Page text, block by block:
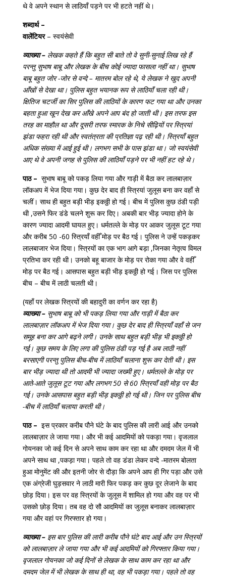
थे वे अपने स्थान से लाठियाँ पड़ने पर भी हटते नहीं थे।
शब्दार्थ –
वालेंटियर– स्वयंसेवी
व्याख्या – लेखक कहते हैं कि बहुत सी बाते तो वे सुनी-सुनाई लिख रहे हैं
परन्तु सुभाष बाबू और लेखक के बीच कोई ज्यादा फासला नहीं था। सुभाष
बाबू बहुत जोर -जोर से वन्दे – मातरम बोल रहे थे, ये लेखक ने खुद अपनी
आँखों से देखा था। पुलिस बहुत भयानक रूप से लाठियाँ चला रही थी।
क्षितिज चटर्जी का सिर पुलिस की लाठियों के कारण फट गया था और उनका
बहता हुआ खून देख कर आँखे अपने आप बंद हो जाती थी। इस तरफ इस
तरह का माहौल था और दूसरी तरफ स्मारक के निचे सीढ़ियों पर स्त्रियां
झंडा फहरा रही थी और स्वतंत्रता की प्रतिज्ञा पढ़ रही थी। स्त्रियाँ बहुत
अधिक संख्या में आई हुई थी। लगभग सभी के पास झंडा था। जो स्वयंसेवी
आए थे वे अपनी जगह से पुलिस की लाठियाँ पड़ने पर भी नहीं हट रहे थे।
पाठ – सुभाष बाबू को पकड़ लिया गया और गाड़ी में बैठा कर लालबाज़ार
लॉकअप में भेज दिया गया। कुछ देर बाद ही स्त्रियां जुलूस बना कर वहाँ से
चलीं। साथ ही बहुत बड़ी भीड़ इकठ्ठी हो गई। बीच में पुलिस कुछ ठंडी पड़ी
थी ,उसने फिर डंडे चलने शुरू कर दिए। अबकी बार भीड़ ज्यादा होने के
कारण ज्यादा आदमी घायल हुए। धर्मतल्ले के मोड़ पर आकर जुलूस टूट गया
और करीब 50 -60 स्त्रियाँ वहीँ मोड़ पर बैठ गई। पुलिस ने उन्हें पकड़कर
लालबाजार भेज दिया। स्त्रियों का एक भाग आगे बड़ा ,जिनका नेतृत्व विमल
प्रतिभा कर रही थी। उनको बहू बाजार के मोड़ पर रोका गया और वे वहीँ
मोड़ पर बैठ गई। आसपास बहुत बड़ी भीड़ इकठ्ठी हो गई। जिस पर पुलिस
बीच – बीच में लाठी चलती थी।
(यहाँ पर लेखक स्त्रियों की बहादुरी का वर्णन कर रहा है)
व्याख्या – सुभाष बाबू को भी पकड़ लिया गया और गाड़ी में बैठा कर
लालबाज़ार लॉकअप में भेज दिया गया। कुछ देर बाद ही स्त्रियाँ वहाँ से जन
समूह बना कर आगे बढ़ने लगी। उनके साथ बहुत बड़ी भीड़ भी इकठ्ठी हो
गई। कुछ समय के लिए लगा की पुलिस ठंडी पड़ गई है अब लाठी नहीं
बरसाएगी परन्तु पुलिस बीच-बीच में लाठियाँ चलाना शुरू कर देती थी। इस
बार भीड़ ज्यादा थी तो आदमी भी ज्यादा जख्मी हुए। धर्मतल्ले के मोड़ पर
आते-आते जुलूस टूट गया और लगभग 50 से 60 स्त्रियाँ वही मोड़ पर बैठ
गई। उनके आसपास बहुत बड़ी भीड़ इकठ्ठी हो गई थी। जिन पर पुलिस बीच
-बीच में लाठियाँ चलाया करती थी।
पाठ – इस प्रकार करीब पौने घंटे के बाद पुलिस की लारी आई और उनको
लालबाज़ार ले जाया गया। और भी कई आदमियों को पकड़ा गया। वृजलाल
गोयनका जो कई दिन से अपने साथ काम कर रहा था और दमदम जेल में भी
अपने साथ था ,पकड़ा गया। पहले तो वह डंडा लेकर वन्दे -मातरम बोलता
हुआ मोनुमेंट की और इतनी जोर से दौड़ा कि अपने आप ही गिर पड़ा और उसे
एक अंग्रेजी घुड़सवार ने लाठी मारी फिर पकड़ कर कुछ दूर लेजाने के बाद
छोड़ दिया। इस पर वह स्त्रियों के जुलूस में शामिल हो गया और वह पर भी
उसको छोड़ दिया। तब वह दो सौ आदमियों का जुलूस बनाकर लालबाज़ार
गया और वहां पर गिरफ्तार हो गया।
व्याख्या – इस बार पुलिस की लारी करीब पौने घंटे बाद आई और उन स्त्रियों
को लालबाज़ार ले जाया गया और भी कई आदमियों को गिरफ्तार किया गया।
वृजलाल गोयनका जो कई दिनों से लेखक के साथ काम कर रहा था और
दमदम जेल में भी लेखक के साथ ही था, वह भी पकड़ा गया। पहले तो वह